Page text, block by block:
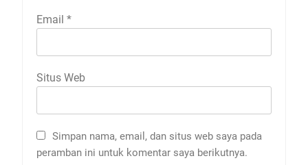
Email *
Situs Web
Simpan nama, email, dan situs web saya pada
peramban ini untuk komentar saya berikutnya.